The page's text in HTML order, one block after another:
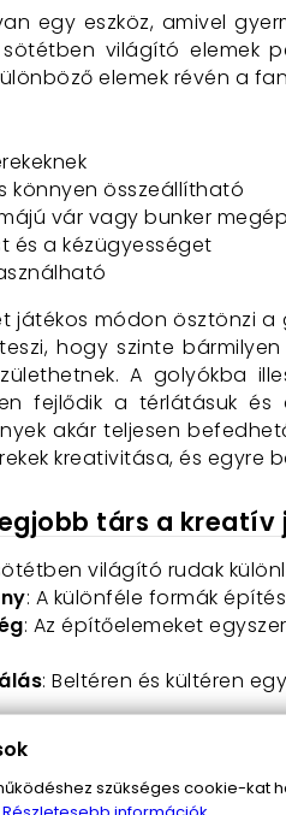
egy eszköz, amivel
világító elemek
elemek révén a
könnyen összeállítható
vár vagy bunker
és a kézügyességet
játékos módon ösztönzi
hogy szinte
A golyókba
fejlődik a térlátásuk
akár teljesen
kreativitása, és egyre
társ a
világító rudak
: A különféle formák
: Az építőelemeket
: Beltéren és kültéren
a FORTKID várépítő
összepattinthatók, így a
szükséges cookie-kat